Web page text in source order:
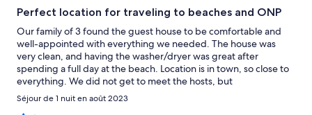
Perfect location for traveling to beaches and ONP
Our family of 3 found the guest house to be comfortable and
well-appointed with everything we needed. The house was
very clean, and having the washer/dryer was great after
spending a full day at the beach. Location is in town, so close to
everything. We did not get to meet the hosts, but
communication via VRBO was good.
Séjour de 1 nuit en août 2023